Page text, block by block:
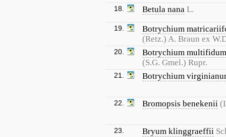
18. Betula nana L.
19.
Botrychium
(Retz.) A. Braun ex
20.
Botrychium multifidum
(S.G. Gmel.) Rupr.
21. Botrychium
22. Bromopsis benekenii
23. Bryum klinggraeffii